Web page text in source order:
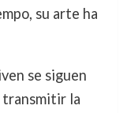
su arte ha
se siguen
transmitir la